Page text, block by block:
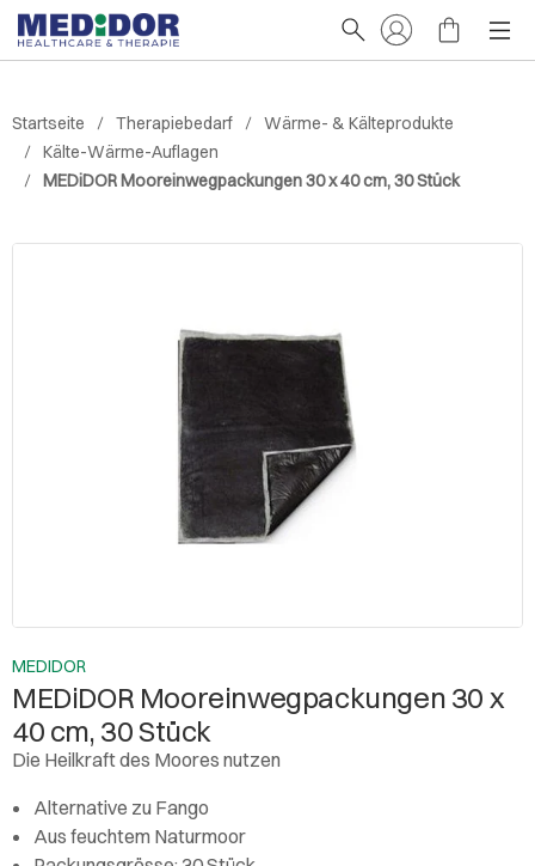
Startseite Therapiebedarf
Wärme- & Kälteprodukte
Kälte-Wärme-Auflagen
MEDiDOR Mooreinwegpackungen 30 x 40 cm, 30 Stück
MEDIDOR
MEDiDOR Mooreinwegpackungen 30 x
40 cm, 30 Stück
Die Heilkraft des Moores nutzen
Alternative zu Fango
Aus feuchtem Naturmoor